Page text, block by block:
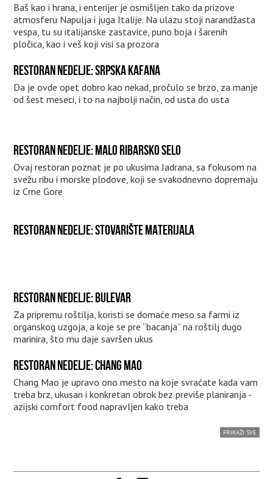
Baš kao i hrana, i enterijer je osmišljen tako da prizove
atmosferu Napulja i juga Italije. Na ulazu stoji narandžasta
vespa, tu su italijanske zastavice, puno boja i šarenih
pločica, kao i veš koji visi sa prozora
RESTORAN NEDELJE: SRPSKA KAFANA
Da je ovde opet dobro kao nekad, pročulo se brzo, za manje
od šest meseci, i to na najbolji način, od usta do usta
RESTORAN NEDELJE: MALO RIBARSKO SELO
Ovaj restoran poznat je po ukusima Jadrana, sa fokusom na
svežu ribu i morske plodove, koji se svakodnevno dopremaju
iz Crne Gore
RESTORAN NEDELJE: STOVARIŠTE MATERIJALA
RESTORAN NEDELJE: BULEVAR
Za pripremu roštilja, koristi se domaće meso sa farmi iz
organskog uzgoja, a koje se pre “bacanja” na roštilj dugo
marinira, što mu daje savršen ukus
RESTORAN NEDELJE: CHANG MAO
Chang Mao je upravo ono mesto na koje svraćate kada vam
treba brz, ukusan i konkretan obrok bez previše planiranja -
azijski comfort food napravljen kako treba
PRIKAŽI SVE